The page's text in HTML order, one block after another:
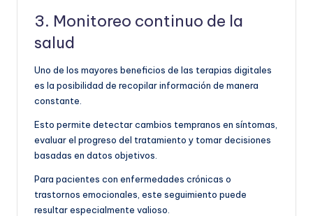
3. Monitoreo continuo de la
salud
Uno de los mayores beneficios de las terapias digitales
es la posibilidad de recopilar información de manera
constante.
Esto permite detectar cambios tempranos en síntomas,
evaluar el progreso del tratamiento y tomar decisiones
basadas en datos objetivos.
Para pacientes con enfermedades crónicas o
trastornos emocionales, este seguimiento puede
resultar especialmente valioso.